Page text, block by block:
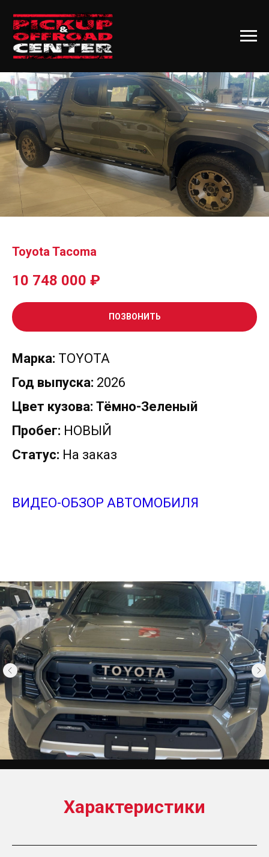
Toyota Tacoma
10 748 000 ₽
ПОЗВОНИТЬ
Марка: TOYOTA
Год выпуска: 2026
Цвет кузова: Тёмно-Зеленый
Пробег: НОВЫЙ
Статус: На заказ
ВИДЕО-ОБЗОР АВТОМОБИЛЯ
Характеристики